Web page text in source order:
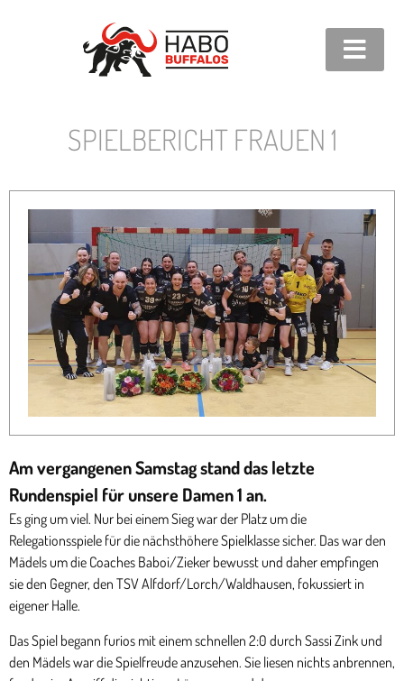
SPIELBERICHT FRAUEN 1
Am vergangenen Samstag stand das letzte
Rundenspiel für unsere Damen 1 an.
Es ging um viel. Nur bei einem Sieg war der Platz um die
Relegationsspiele für die nächsthöhere Spielklasse sicher. Das war den
Mädels um die Coaches Baboi/Zieker bewusst und daher empfingen
sie den Gegner, den TSV Alfdorf/Lorch/Waldhausen, fokussiert in
eigener Halle.
Das Spiel begann furios mit einem schnellen 2:0 durch Sassi Zink und
den Mädels war die Spielfreude anzusehen. Sie liesen nichts anbrennen,